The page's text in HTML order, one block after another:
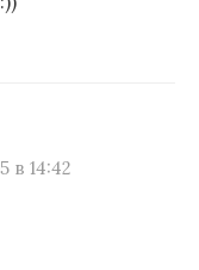
в 14:42